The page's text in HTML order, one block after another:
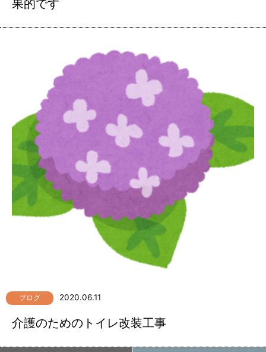
果的です
ブログ 2020.06.11
介護のためのトイレ改装工事